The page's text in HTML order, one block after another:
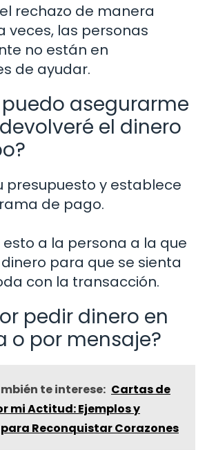
rechazo de manera
veces, las personas
no están en
de ayudar.
asegurarme
el dinero
presupuesto y establece
de pago.
a la persona a la que
para que se sienta
con la transacción.
pedir dinero en
o por mensaje?
te interese: Cartas de
mi Actitud: Ejemplos y
Reconquistar Corazones